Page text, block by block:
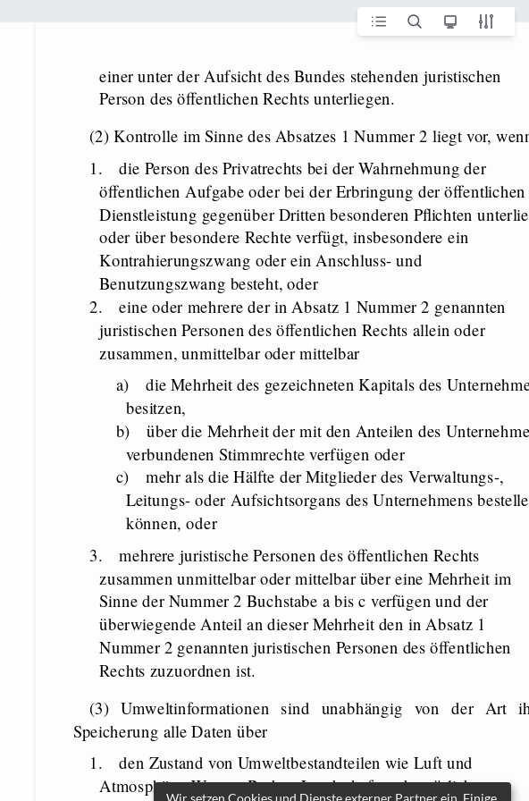
einer unter der Aufsicht des Bundes stehenden juristischen
Person des öffentlichen Rechts unterliegen.
(2) Kontrolle im Sinne des Absatzes 1 Nummer 2 liegt vor,
1.
die Person des Privatrechts bei der Wahrnehmung der
öffentlichen Aufgabe oder bei der Erbringung der öffentlichen
Dienstleistung gegenüber Dritten besonderen Pflichten
oder über besondere Rechte verfügt, insbesondere ein
Kontrahierungszwang oder ein Anschluss- und
Benutzungszwang besteht, oder
2.
eine oder mehrere der in Absatz 1 Nummer 2 genannten
juristischen Personen des öffentlichen Rechts allein oder
zusammen, unmittelbar oder mittelbar
a) die Mehrheit des gezeichneten Kapitals des
besitzen,
b) über die Mehrheit der mit den Anteilen des
verbundenen Stimmrechte verfügen oder
c)
mehr als die Hälfte der Mitglieder des Verwaltungs-,
Leitungs- oder Aufsichtsorgans des Unternehmens
können, oder
3.
mehrere juristische Personen des öffentlichen Rechts
zusammen unmittelbar oder mittelbar über eine Mehrheit im
Sinne der Nummer 2 Buchstabe a bis c verfügen und der
überwiegende Anteil an dieser Mehrheit den in Absatz 1
Nummer 2 genannten juristischen Personen des öffentlichen
Rechts zuzuordnen ist.
(3) Umweltinformationen sind unabhängig von der Art ihrer
Speicherung alle Daten über
1.
den Zustand von Umweltbestandteilen wie Luft und
Atmosphäre, Wasser, Boden, Landschaft und natürliche
Wir setzen Cookies und Dienste externer Partner ein. Einige